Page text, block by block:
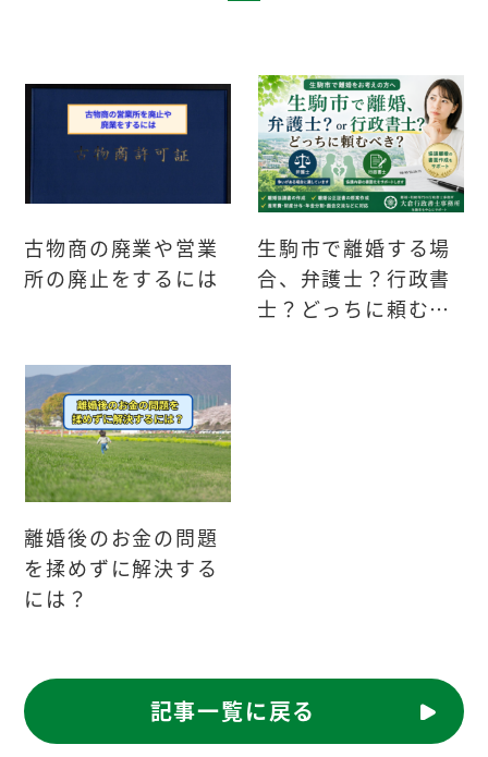
古物商の廃業や営業
所の廃止をするには
生駒市で離婚する場
合、弁護士？行政書
士？どっちに頼むべ
離婚後のお金の問題
を揉めずに解決する
には？
記事一覧に戻る